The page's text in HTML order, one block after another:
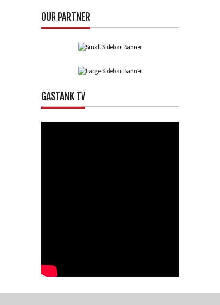
OUR PARTNER
GASTANK TV